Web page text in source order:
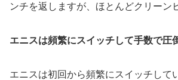
ンチを返しますが、ほとんどクリーン
エニスは頻繁にスイッチして手数で圧
エニスは初回から頻繁にスイッチして